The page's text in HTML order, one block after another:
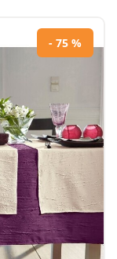
- 75 %